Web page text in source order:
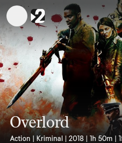
Overlord
Action | Kriminal | 2018 | 1h 50m |